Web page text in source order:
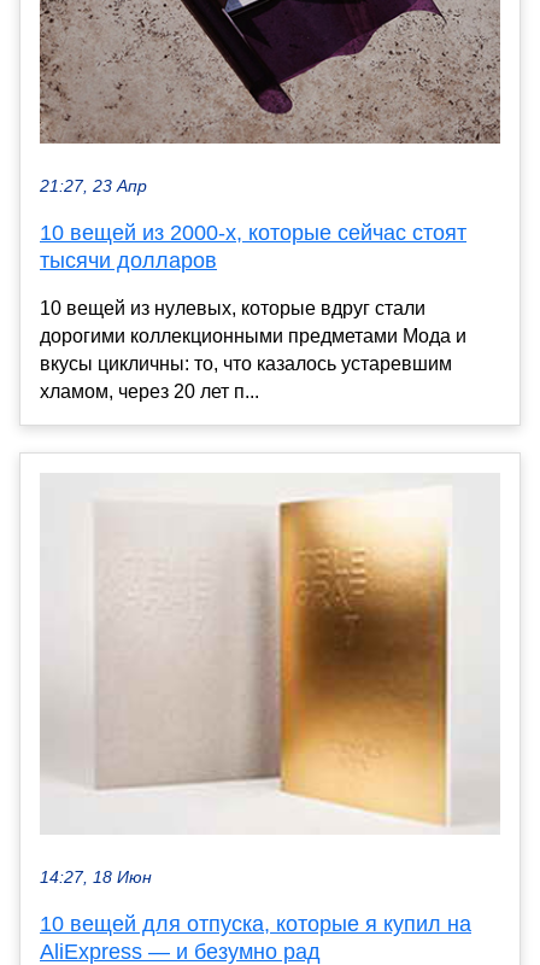
21:27, 23 Апр
10 вещей из 2000-х, которые сейчас стоят
тысячи долларов
10 вещей из нулевых, которые вдруг стали
дорогими коллекционными предметами Мода и
вкусы цикличны: то, что казалось устаревшим
хламом, через 20 лет п...
14:27, 18 Июн
10 вещей для отпуска, которые я купил на
AliExpress — и безумно рад